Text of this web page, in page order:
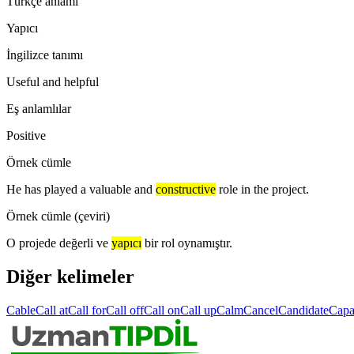
Yapıcı
İngilizce tanımı
Useful and helpful
Eş anlamlılar
Positive
Örnek cümle
He has played a valuable and constructive role in the project.
Örnek cümle (çeviri)
O projede değerli ve yapıcı bir rol oynamıştır.
Diğer kelimeler
CableCall atCall forCall offCall onCall upCalmCancelCandidate